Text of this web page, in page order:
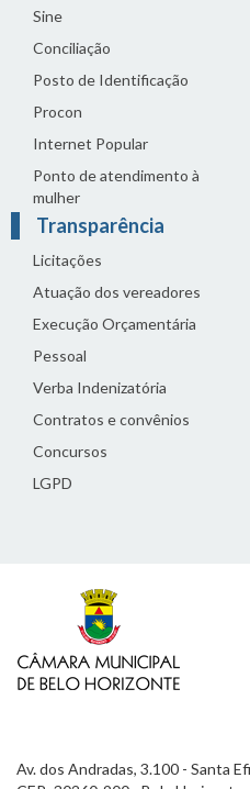
Sine
Conciliação
Posto de Identificação
Procon
Internet Popular
Ponto de atendimento à
mulher
Transparência
Licitações
Atuação dos vereadores
Execução Orçamentária
Pessoal
Verba Indenizatória
Contratos e convênios
Concursos
LGPD
Av. dos Andradas, 3.100 - Santa